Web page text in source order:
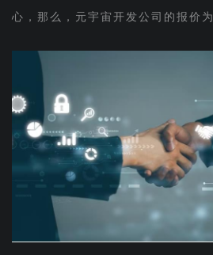
心，那么，元宇宙开发公司的报价